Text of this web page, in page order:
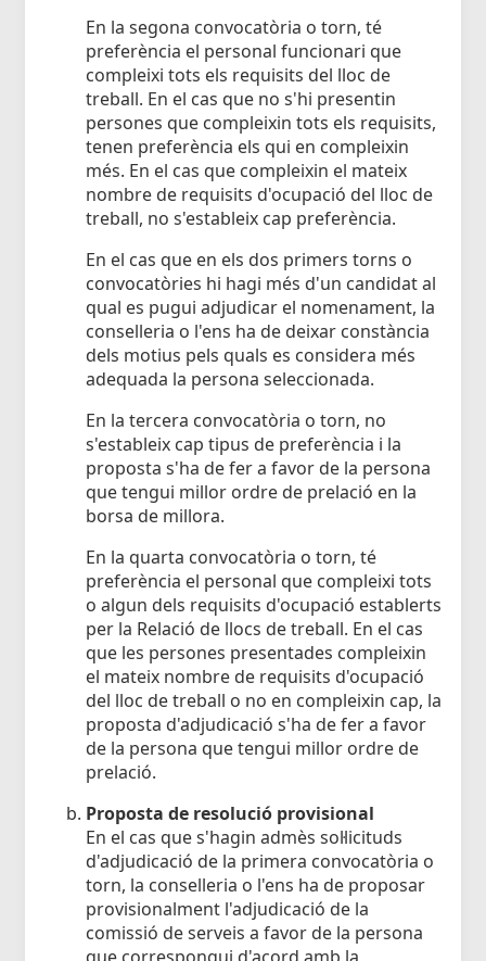
En la segona convocatòria o torn, té
preferència el personal funcionari que
compleixi tots els requisits del lloc de
treball. En el cas que no s'hi presentin
persones que compleixin tots els requisits,
tenen preferència els qui en compleixin
més. En el cas que compleixin el mateix
nombre de requisits d'ocupació del lloc de
treball, no s'estableix cap preferència.
En el cas que en els dos primers torns o
convocatòries hi hagi més d'un candidat al
qual es pugui adjudicar el nomenament, la
conselleria o l'ens ha de deixar constància
dels motius pels quals es considera més
adequada la persona seleccionada.
En la tercera convocatòria o torn, no
s'estableix cap tipus de preferència i la
proposta s'ha de fer a favor de la persona
que tengui millor ordre de prelació en la
borsa de millora.
En la quarta convocatòria o torn, té
preferència el personal que compleixi tots
o algun dels requisits d'ocupació establerts
per la Relació de llocs de treball. En el cas
que les persones presentades compleixin
el mateix nombre de requisits d'ocupació
del lloc de treball o no en compleixin cap, la
proposta d'adjudicació s'ha de fer a favor
de la persona que tengui millor ordre de
prelació.
Proposta de resolució provisional
En el cas que s'hagin admès sol·licituds
d'adjudicació de la primera convocatòria o
torn, la conselleria o l'ens ha de proposar
provisionalment l'adjudicació de la
comissió de serveis a favor de la persona